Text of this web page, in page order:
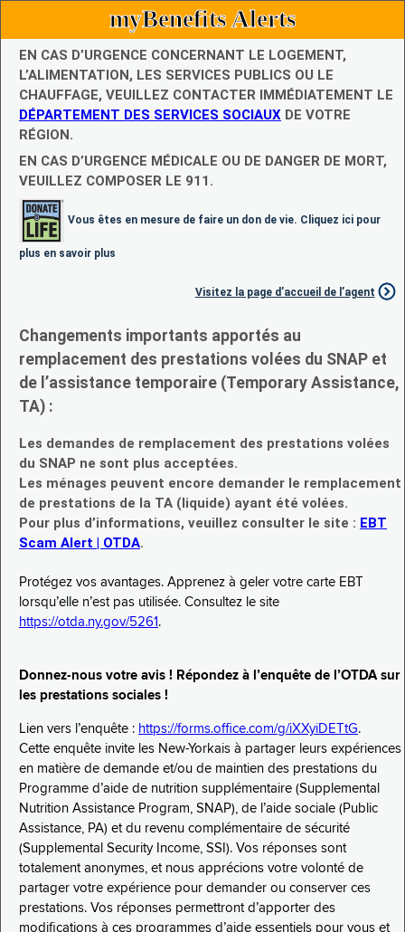
myBenefits Alerts
EN CAS D’URGENCE CONCERNANT LE LOGEMENT,
L’ALIMENTATION, LES SERVICES PUBLICS OU LE
CHAUFFAGE, VEUILLEZ CONTACTER IMMÉDIATEMENT LE
DÉPARTEMENT DES SERVICES SOCIAUX DE VOTRE
RÉGION.
EN CAS D’URGENCE MÉDICALE OU DE DANGER DE MORT,
VEUILLEZ COMPOSER LE 911.
Vous êtes en mesure de faire un don de vie. Cliquez ici pour
plus en savoir plus
Visitez la page d’accueil de l’agent
Changements importants apportés au
remplacement des prestations volées du SNAP et
de l’assistance temporaire (Temporary Assistance,
TA) :
Les demandes de remplacement des prestations volées
du SNAP ne sont plus acceptées.
Les ménages peuvent encore demander le remplacement
de prestations de la TA (liquide) ayant été volées.
Pour plus d’informations, veuillez consulter le site : EBT
Scam Alert | OTDA.
Protégez vos avantages. Apprenez à geler votre carte EBT
lorsqu’elle n’est pas utilisée. Consultez le site
https://otda.ny.gov/5261 .
Donnez-nous votre avis ! Répondez à l’enquête de l’OTDA sur
les prestations sociales !
Lien vers l’enquête : https://forms.office.com/g/iXXyiDETtG.
Cette enquête invite les New-Yorkais à partager leurs expériences
en matière de demande et/ou de maintien des prestations du
Programme d’aide de nutrition supplémentaire (Supplemental
Nutrition Assistance Program, SNAP), de l’aide sociale (Public
Assistance, PA) et du revenu complémentaire de sécurité
(Supplemental Security Income, SSI). Vos réponses sont
totalement anonymes, et nous apprécions votre volonté de
partager votre expérience pour demander ou conserver ces
prestations. Vos réponses permettront d’apporter des
modifications à ces programmes d’aide essentiels pour vous et